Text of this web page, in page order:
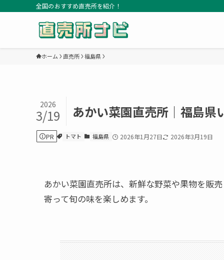
全国のおすすめ直売所を紹介！
ホーム 直売所 福島県
あかい菜園直売所｜福島県
2026
3/19
PR トマト 福島県 2026年1月27日 2026年3月19日
あかい菜園直売所は、新鮮な野菜や果物を販
寄って旬の味を楽しめます。